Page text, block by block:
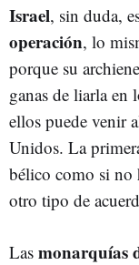
Israel, sin duda,
operación, lo
porque su
ganas de liarla en
ellos puede venir
Unidos. La
bélico como si no
otro tipo de
Las monarquías